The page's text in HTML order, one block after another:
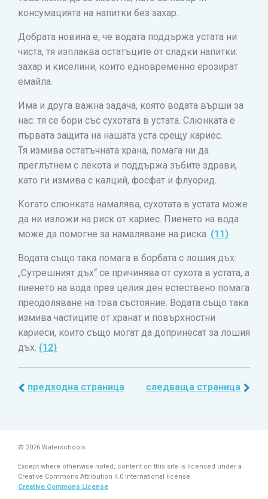
консумацията на напитки без захар.
Добрата новина е, че водата поддържа устата ни
чиста, тя изплаква остатъците от сладки напитки:
захар и киселини, които едновременно ерозират
емайла.
Има и друга важна задача, която водата върши за
нас: тя се бори със сухотата в устата. Слюнката е
първата защита на нашата уста срещу кариес.
Тя измива остатъчната храна, помага ни да
преглътнем с лекота и поддържа зъбите здрави,
като ги измива с калций, фосфат и флуорид.
Когато слюнката намалява, сухотата в устата може
да ни изложи на риск от кариес. Пиенето на вода
може да помогне за намаляване на риска. (11)
Водата също така помага в борбата с лошия дъх:
„Сутрешният дъх“ се причинява от сухота в устата, а
пиенето на вода през целия ден естествено помага
преодоляване на това състояние. Водата също така
измива частиците от хранат и повърхностни
кариеси, които също могат да допринесат за лошия
дъх. (12)
предходна страница следваща страница
© 2026 Waterschools
Except where otherwise noted, content on this site is licensed under a
Creative Commons Attribution 4.0 International license
Creative Commons License